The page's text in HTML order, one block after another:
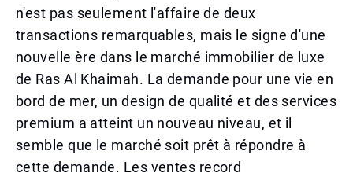
n'est pas seulement l'affaire de deux
transactions remarquables, mais le signe d'une
nouvelle ère dans le marché immobilier de luxe
de Ras Al Khaimah. La demande pour une vie en
bord de mer, un design de qualité et des services
premium a atteint un nouveau niveau, et il
semble que le marché soit prêt à répondre à
cette demande. Les ventes record